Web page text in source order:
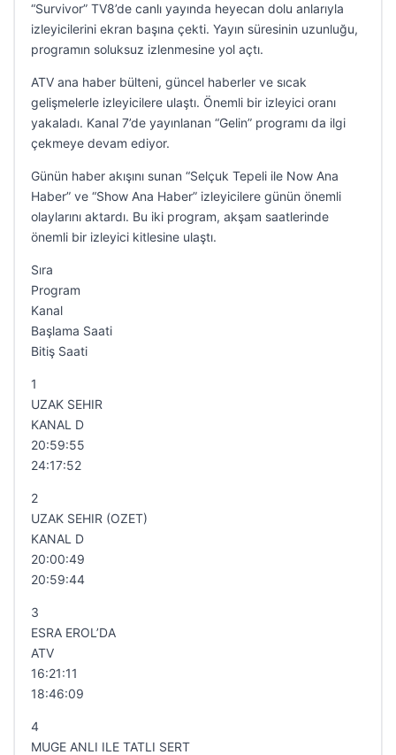
“Survivor” TV8’de canlı yayında heyecan dolu anlarıyla
izleyicilerini ekran başına çekti. Yayın süresinin uzunluğu,
programın soluksuz izlenmesine yol açtı.
ATV ana haber bülteni, güncel haberler ve sıcak
gelişmelerle izleyicilere ulaştı. Önemli bir izleyici oranı
yakaladı. Kanal 7’de yayınlanan “Gelin” programı da ilgi
çekmeye devam ediyor.
Günün haber akışını sunan “Selçuk Tepeli ile Now Ana
Haber” ve “Show Ana Haber” izleyicilere günün önemli
olaylarını aktardı. Bu iki program, akşam saatlerinde
önemli bir izleyici kitlesine ulaştı.
Sıra
Program
Kanal
Başlama Saati
Bitiş Saati
1
UZAK SEHIR
KANAL D
20:59:55
24:17:52
2
UZAK SEHIR (OZET)
KANAL D
20:00:49
20:59:44
3
ESRA EROL’DA
ATV
16:21:11
18:46:09
4
MUGE ANLI ILE TATLI SERT